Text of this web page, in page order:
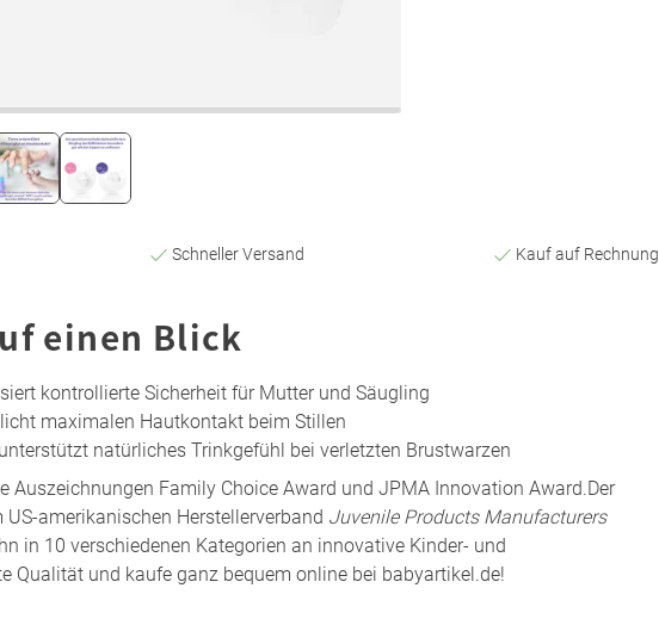
Schneller Versand Kauf auf Rechnung
einen Blick
kontrollierte Sicherheit für Mutter und Säugling
maximalen Hautkontakt beim Stillen
unterstützt natürliches Trinkgefühl bei verletzten Brustwarzen
Auszeichnungen Family Choice Award und JPMA Innovation Award.Der
amerikanischen Herstellerverband Juvenile Products Manufacturers
in 10 verschiedenen Kategorien an innovative Kinder- und
Qualität und kaufe ganz bequem online bei babyartikel.de!